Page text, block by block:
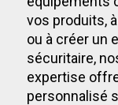
vos produits,
ou à créer un
sécuritaire,
expertise
personnalisé